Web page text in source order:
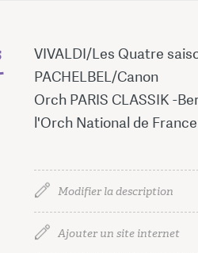
VIVALDI/Les Quatre
PACHELBEL/Canon
Orch PARIS CLASSIK -
l'Orch National de France
Modifier la description
Ajouter un site internet